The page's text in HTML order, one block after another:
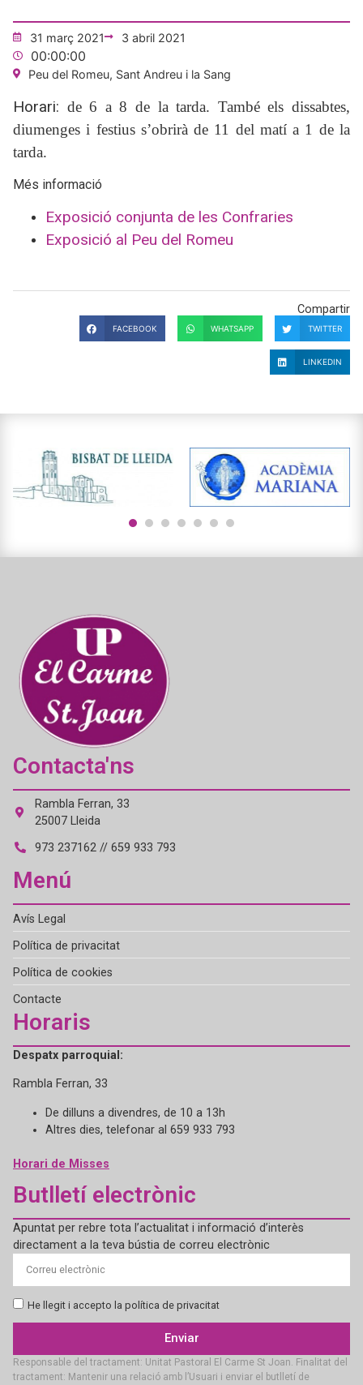
31 març 2021 3 abril 2021
00:00:00
Peu del Romeu, Sant Andreu i la Sang
Horari: de 6 a 8 de la tarda. També els dissabtes,
diumenges i festius s’obrirà de 11 del matí a 1 de la
tarda.
Més informació
Exposició conjunta de les Confraries
Exposició al Peu del Romeu
Compartir
FACEBOOK WHATSAPP TWITTER
LINKEDIN
Contacta'ns
Rambla Ferran, 33
25007 Lleida
973 237162 // 659 933 793
Menú
Avís Legal
Política de privacitat
Política de cookies
Contacte
Horaris
Despatx parroquial:
Rambla Ferran, 33
De dilluns a divendres, de 10 a 13h
Altres dies, telefonar al 659 933 793
Horari de Misses
Butlletí electrònic
Apuntat per rebre tota l’actualitat i informació d’interès
directament a la teva bústia de correu electrònic
He llegit i accepto la política de privacitat
Enviar
Responsable del tractament: Unitat Pastoral El Carme St Joan. Finalitat del
tractament: Mantenir una relació amb l’Usuari i enviar el butlletí de